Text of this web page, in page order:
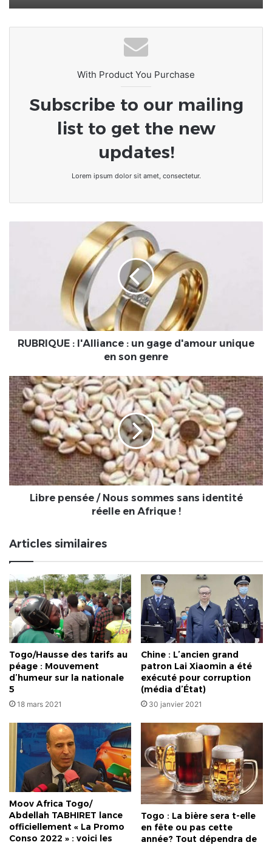
With Product You Purchase
Subscribe to our mailing
list to get the new
updates!
Lorem ipsum dolor sit amet, consectetur.
en
sonRUBRIQUE : l'Alliance : un gage d'amour unique
en son genre
Libre
pensée
/
Nous
sommes
sans
identité
réelle
en
AfriqueLibre pensée / Nous sommes sans identité
réelle en Afrique !
Articles similaires
Togo/Hausse des tarifs au
péage : Mouvement
d’humeur sur la nationale
5
18 mars 2021
Chine : L’ancien grand
patron Lai Xiaomin a été
exécuté pour corruption
(média d’État)
30 janvier 2021
Moov Africa Togo/
Abdellah TABHIRET lance
officiellement « La Promo
Conso 2022 » : voici les
Togo : La bière sera t-elle
en fête ou pas cette
année? Tout dépendra de